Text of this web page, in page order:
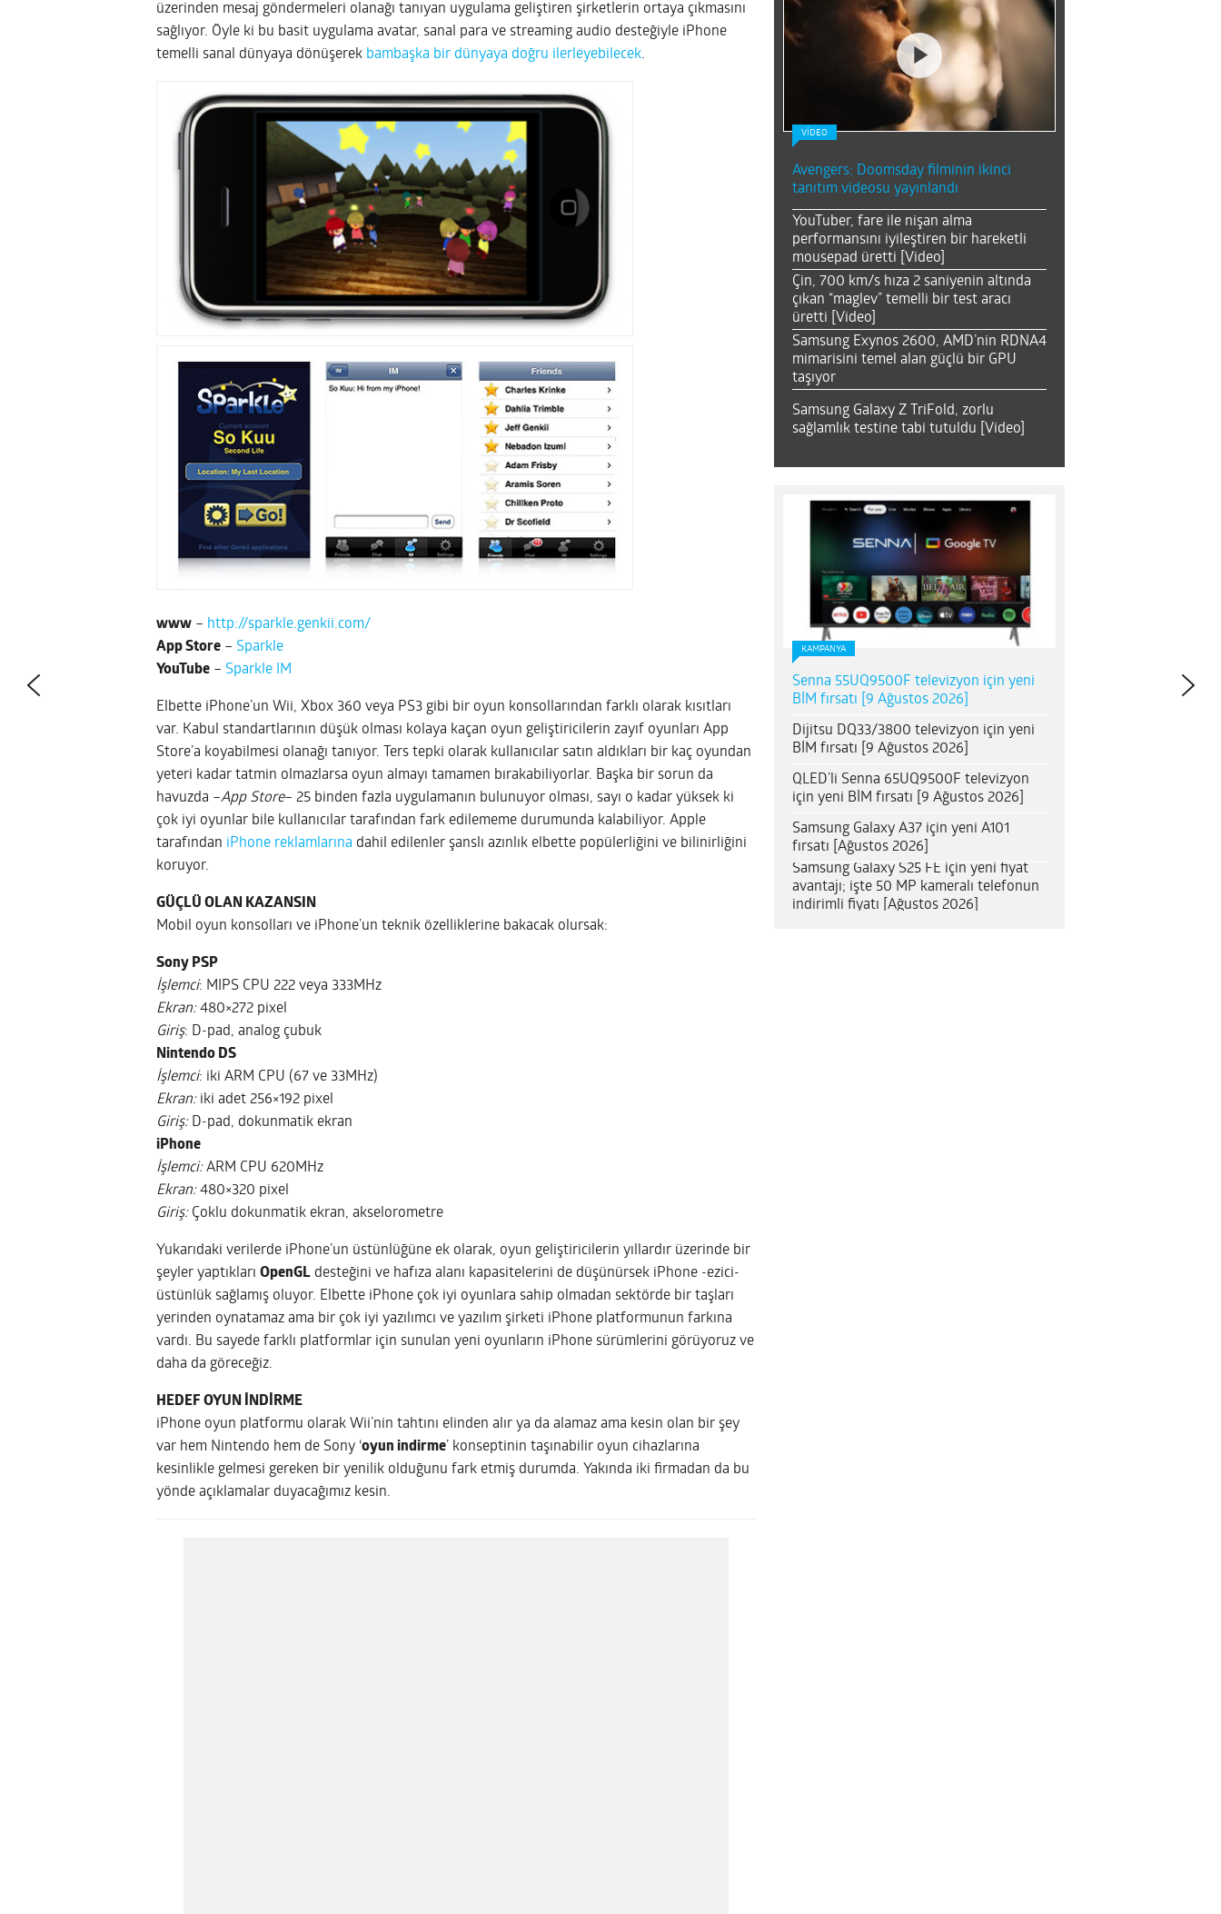
üzerinden mesaj göndermeleri olanağı tanıyan uygulama geliştiren şirketlerin ortaya çıkmasını
sağlıyor. Öyle ki bu basit uygulama avatar, sanal para ve streaming audio desteğiyle iPhone
temelli sanal dünyaya dönüşerek bambaşka bir dünyaya doğru ilerleyebilecek.
www – http://sparkle.genkii.com/
App Store – Sparkle
YouTube – Sparkle IM
Elbette iPhone’un Wii, Xbox 360 veya PS3 gibi bir oyun konsollarından farklı olarak kısıtları
var. Kabul standartlarının düşük olması kolaya kaçan oyun geliştiricilerin zayıf oyunları App
Store’a koyabilmesi olanağı tanıyor. Ters tepki olarak kullanıcılar satın aldıkları bir kaç oyundan
yeteri kadar tatmin olmazlarsa oyun almayı tamamen bırakabiliyorlar. Başka bir sorun da
havuzda –App Store– 25 binden fazla uygulamanın bulunuyor olması, sayı o kadar yüksek ki
çok iyi oyunlar bile kullanıcılar tarafından fark edilememe durumunda kalabiliyor. Apple
tarafından iPhone reklamlarına dahil edilenler şanslı azınlık elbette popülerliğini ve bilinirliğini
koruyor.
GÜÇLÜ OLAN KAZANSIN
Mobil oyun konsolları ve iPhone’un teknik özelliklerine bakacak olursak:
Sony PSP
İşlemci: MIPS CPU 222 veya 333MHz
Ekran:480×272 pixel
Giriş: D-pad, analog çubuk
Nintendo DS
İşlemci: iki ARM CPU (67 ve 33MHz)
Ekran:iki adet 256×192 pixel
Giriş:D-pad, dokunmatik ekran
iPhone
İşlemci:ARM CPU 620MHz
Ekran:480×320 pixel
Giriş:Çoklu dokunmatik ekran, akselorometre
Yukarıdaki verilerde iPhone’un üstünlüğüne ek olarak, oyun geliştiricilerin yıllardır üzerinde bir
şeyler yaptıkları OpenGL desteğini ve hafıza alanı kapasitelerini de düşünürsek iPhone -ezici-
üstünlük sağlamış oluyor. Elbette iPhone çok iyi oyunlara sahip olmadan sektörde bir taşları
yerinden oynatamaz ama bir çok iyi yazılımcı ve yazılım şirketi iPhone platformunun farkına
vardı. Bu sayede farklı platformlar için sunulan yeni oyunların iPhone sürümlerini görüyoruz ve
daha da göreceğiz.
HEDEF OYUN İNDİRME
iPhone oyun platformu olarak Wii’nin tahtını elinden alır ya da alamaz ama kesin olan bir şey
var hem Nintendo hem de Sony ‘oyun indirme’ konseptinin taşınabilir oyun cihazlarına
kesinlikle gelmesi gereken bir yenilik olduğunu fark etmiş durumda. Yakında iki firmadan da bu
yönde açıklamalar duyacağımız kesin.
VİDEO
Avengers: Doomsday filminin ikinci
tanıtım videosu yayınlandı
YouTuber, fare ile nişan alma
performansını iyileştiren bir hareketli
mousepad üretti [Video]
Çin, 700 km/s hıza 2 saniyenin altında
çıkan “maglev” temelli bir test aracı
üretti [Video]
Samsung Exynos 2600, AMD’nin RDNA4
mimarisini temel alan güçlü bir GPU
taşıyor
Samsung Galaxy Z TriFold, zorlu
sağlamlık testine tabi tutuldu [Video]
KAMPANYA
Senna 55UQ9500F televizyon için yeni
BİM fırsatı [9 Ağustos 2026]
Dijitsu DQ33/3800 televizyon için yeni
BİM fırsatı [9 Ağustos 2026]
QLED’li Senna 65UQ9500F televizyon
için yeni BİM fırsatı [9 Ağustos 2026]
Samsung Galaxy A37 için yeni A101
fırsatı [Ağustos 2026]
Samsung Galaxy S25 FE için yeni fiyat
avantajı; işte 50 MP kameralı telefonun
indirimli fiyatı [Ağustos 2026]